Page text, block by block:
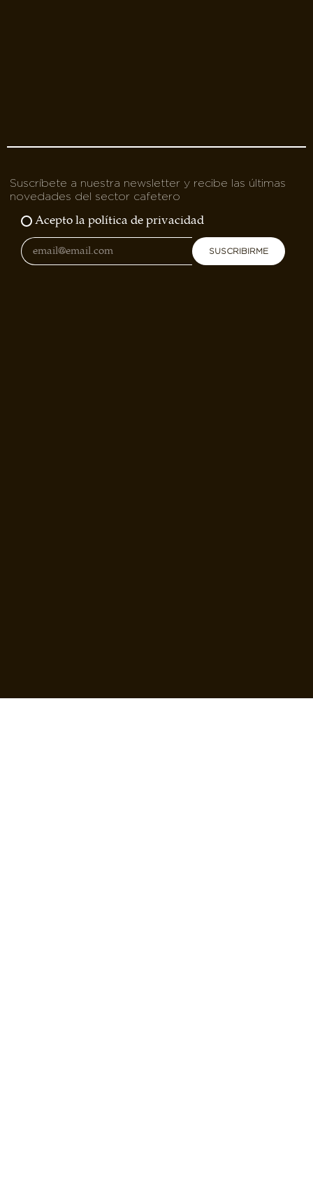
Suscríbete a nuestra newsletter y recibe las últimas
novedades del sector cafetero
Acepto la política de privacidad
SUSCRIBIRME